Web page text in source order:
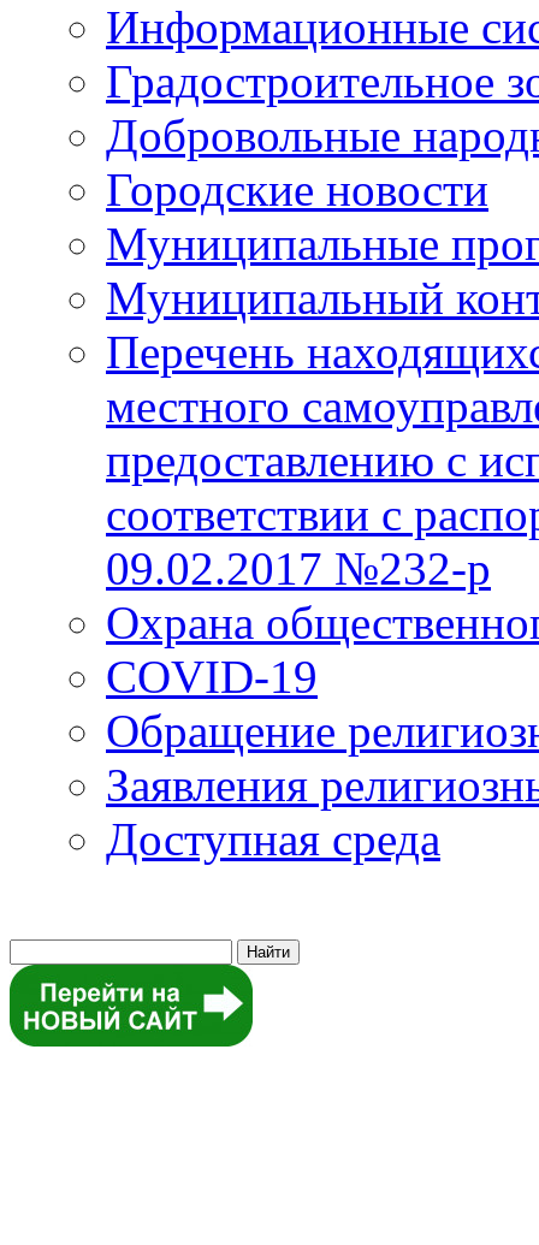
Информационные
Градостроительное
Добровольные
Городские новости
Муниципальные
Муниципальный
Перечень
местного
предоставлению с
соответствии с
09.02.2017 №232-р
Охрана
COVID-19
Обращение
Заявления
Доступная среда
Найти